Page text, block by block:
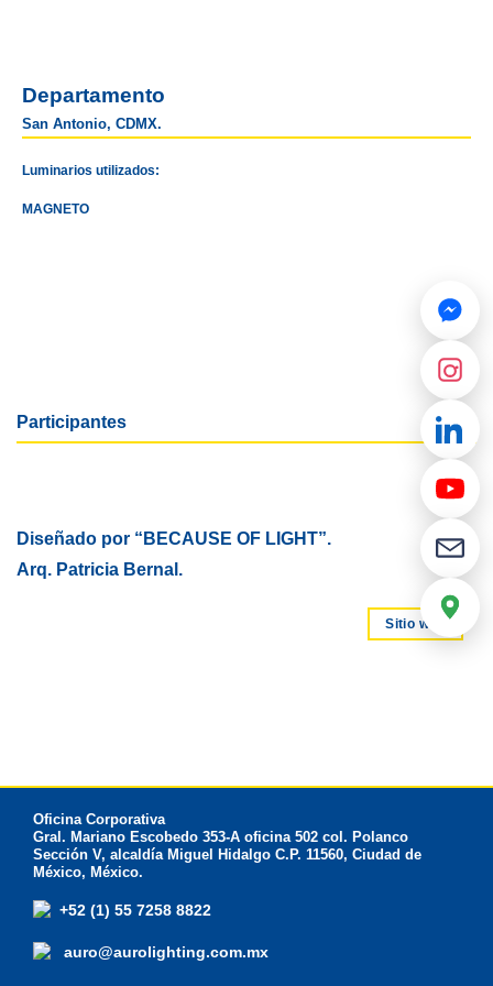
Departamento
San Antonio, CDMX.
Luminarios utilizados:
MAGNETO
Participantes
Diseñado por “BECAUSE OF LIGHT”.
Arq. Patricia Bernal.
Sitio web
Oficina Corporativa
Gral. Mariano Escobedo 353-A oficina 502 col. Polanco
Sección V, alcaldía Miguel Hidalgo C.P. 11560, Ciudad de
México, México.
+52 (1) 55 7258 8822
auro@aurolighting.com.mx